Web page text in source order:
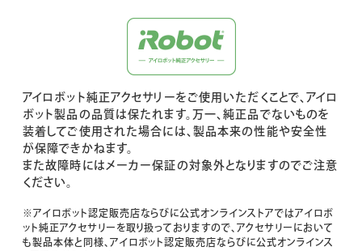
アイロボット純正アクセサリーをご使用いただくことで、アイロ
ボット製品の品質は保たれます。万一、純正品でないものを
装着してご使用された場合には、製品本来の性能や安全性
が保障できかねます。
また故障時にはメーカー保証の対象外となりますのでご注意
ください。
※アイロボット認定販売店ならびに公式オンラインストアではアイロボ
ット純正アクセサリーを取り扱っておりますので、アクセサリーにおいて
も製品本体と同様、アイロボット認定販売店ならびに公式オンラインス